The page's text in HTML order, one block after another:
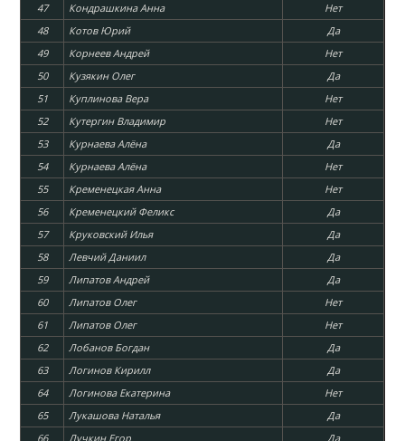
47
Кондрашкина Анна
Нет
48
Котов Юрий
Да
49
Корнеев Андрей
Нет
50
Кузякин Олег
Да
51
Куплинова Вера
Нет
52
Кутергин Владимир
Нет
53
Курнаева Алёна
Да
54
Курнаева Алёна
Нет
55
Кременецкая Анна
Нет
56
Кременецкий Феликс
Да
57
Круковский Илья
Да
58
Левчий Даниил
Да
59
Липатов Андрей
Да
60
Липатов Олег
Нет
61
Липатов Олег
Нет
62
Лобанов Богдан
Да
63
Логинов Кирилл
Да
64
Логинова Екатерина
Нет
65
Лукашова Наталья
Да
66
Лучкин Егор Да